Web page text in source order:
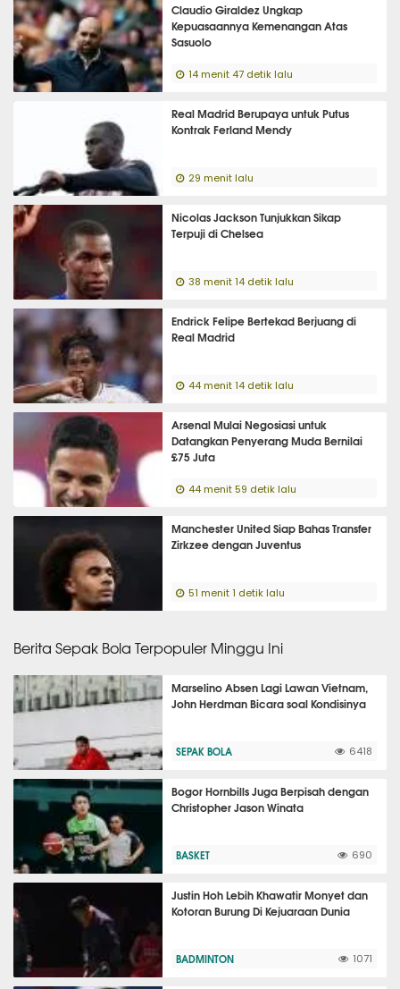
Claudio Giraldez Ungkap
Kepuasaannya Kemenangan Atas
Sasuolo
14 menit 47 detik lalu
Real Madrid Berupaya untuk Putus
Kontrak Ferland Mendy
29 menit lalu
Nicolas Jackson Tunjukkan Sikap
Terpuji di Chelsea
38 menit 14 detik lalu
Endrick Felipe Bertekad Berjuang di
Real Madrid
44 menit 14 detik lalu
Arsenal Mulai Negosiasi untuk
Datangkan Penyerang Muda Bernilai
£75 Juta
44 menit 59 detik lalu
Manchester United Siap Bahas Transfer
Zirkzee dengan Juventus
51 menit 1 detik lalu
Berita Sepak Bola Terpopuler Minggu Ini
Marselino Absen Lagi Lawan Vietnam,
John Herdman Bicara soal Kondisinya
SEPAK BOLA 6418
Bogor Hornbills Juga Berpisah dengan
Christopher Jason Winata
BASKET 690
Justin Hoh Lebih Khawatir Monyet dan
Kotoran Burung Di Kejuaraan Dunia
BADMINTON 1071